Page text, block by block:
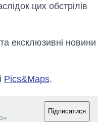
цих обстрілів
ексклюзивні новини
Pics&Maps.
Підписатися